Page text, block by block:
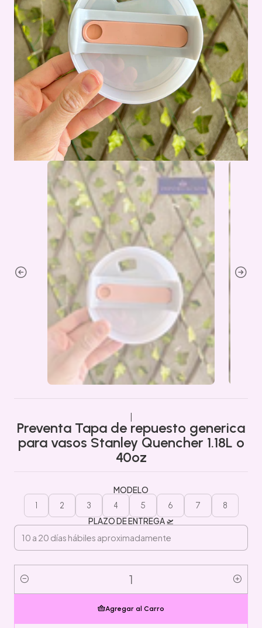
Preventa Tapa de repuesto generica
para vasos Stanley Quencher 1.18L o
40oz
MODELO
1 2 3 4 5 6 7 8
PLAZO DE ENTREGA 🛫
Cantidad
Agregar al Carro